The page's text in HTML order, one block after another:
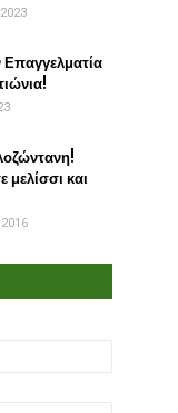
μελίσσι και